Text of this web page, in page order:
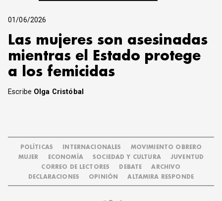
01/06/2026
Las mujeres son asesinadas
mientras el Estado protege
a los femicidas
Escribe Olga Cristóbal
POLÍTICAS INTERNACIONALES
MOVIMIENTO OBRERO
MUJER
ECONOMÍA SOCIEDAD Y CULTURA
JUVENTUD
CORREO DE LECTORES
DEBATE
ARCHIVO
DECLARACIONES
OPINIÓN ALTAMIRA RESPONDE